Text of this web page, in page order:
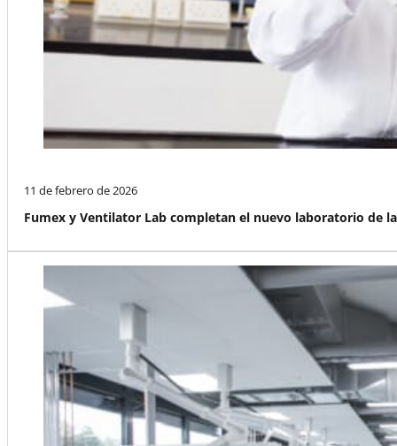
11 de febrero de 2026
Fumex y Ventilator Lab completan el nuevo laboratorio de